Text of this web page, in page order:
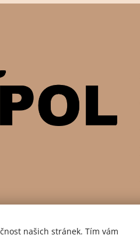
našich stránek. Tím vám